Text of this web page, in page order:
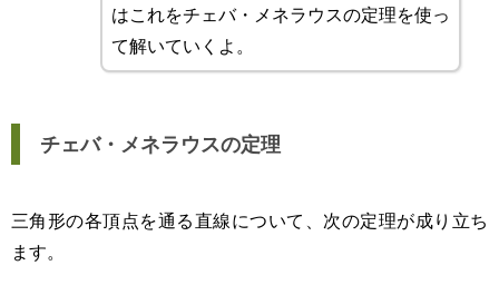
はこれをチェバ・メネラウスの定理を使っ
て解いていくよ。
チェバ・メネラウスの定理
三角形の各頂点を通る直線について、次の定理が成り立ち
ます。